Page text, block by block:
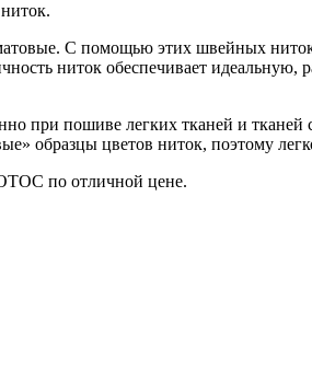
С помощью этих швейных
ниток обеспечивает
при пошиве легких тканей и
образцы цветов ниток, поэтому
по отличной цене.